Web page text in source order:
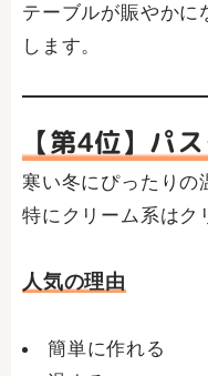
テーブルが賑やかに
します。
【第4位】パ
寒い冬にぴったりの
特にクリーム系はク
人気の理由
簡単に作れる